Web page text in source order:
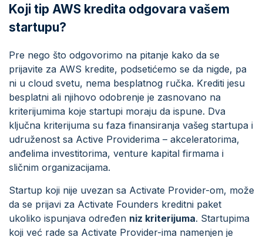
Koji tip AWS kredita odgovara vašem
startupu?
Pre nego što odgovorimo na pitanje kako da se
prijavite za AWS kredite, podsetićemo se da nigde, pa
ni u cloud svetu, nema besplatnog ručka. Krediti jesu
besplatni ali njihovo odobrenje je zasnovano na
kriterijumima koje startupi moraju da ispune. Dva
ključna kriterijuma su faza finansiranja vašeg startupa i
udruženost sa Active Providerima – akceleratorima,
anđelima investitorima, venture kapital firmama i
sličnim organizacijama.
Startup koji nije uvezan sa Activate Provider-om, može
da se prijavi za Activate Founders kreditni paket
ukoliko ispunjava određen niz kriterijuma. Startupima
koji već rade sa Activate Provider-ima namenjen je